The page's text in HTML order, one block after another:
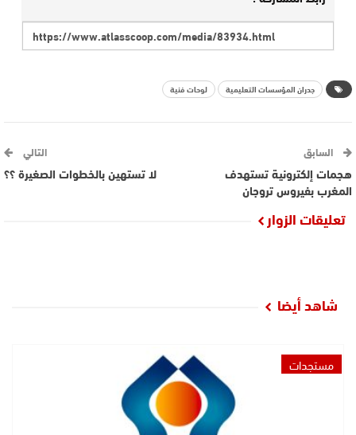
جدران المؤسسات التعليمية لوحات فنية
السابق
هجمات إلكترونية تستهدف
المغرب بفيروس تروجان
التالي
لا تستهين بالخطوات الصغيرة ؟؟
تعليقات الزوار
شاهد أيضا
مستجدات